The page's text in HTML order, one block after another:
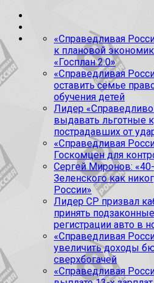
«Справедливая
к плановой
«Госплан 2.0»
«Справедливая
оставить семье
обучения детей
Лидер
выдавать льготные
пострадавших от
«Справедливая
Госкомцен для
Сергей Миронов:
Зеленского как
России»
Лидер СР призвал
принять
регистрации авто в
«Справедливая
увеличить доходы
сверхбогачей
«Справедливая